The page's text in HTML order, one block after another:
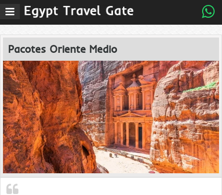
Abrir
menu
navegaÃ§Ã£o
Pacotes Oriente Medio